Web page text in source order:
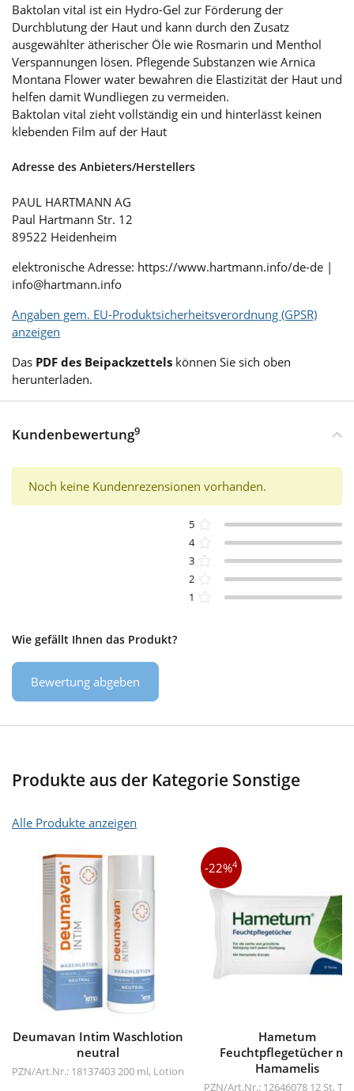
Baktolan vital ist ein Hydro-Gel zur Förderung der
Durchblutung der Haut und kann durch den Zusatz
ausgewählter ätherischer Öle wie Rosmarin und Menthol
Verspannungen lösen. Pflegende Substanzen wie Arnica
Montana Flower water bewahren die Elastizität der Haut und
helfen damit Wundliegen zu vermeiden.
Baktolan vital zieht vollständig ein und hinterlässt keinen
klebenden Film auf der Haut
Adresse des Anbieters/Herstellers
PAUL HARTMANN AG
Paul Hartmann Str. 12
89522 Heidenheim
elektronische Adresse: https://www.hartmann.info/de-de |
info@hartmann.info
Angaben gem. EU-Produktsicherheitsverordnung (GPSR)
anzeigen
Das PDF des Beipackzettels können Sie sich oben
herunterladen.
Kundenbewertung9
Noch keine Kundenrezensionen vorhanden.
5
4
3
2
1
Wie gefällt Ihnen das Produkt?
Bewertung abgeben
Produkte aus der Kategorie Sonstige
Alle Produkte anzeigen
Deumavan Intim Waschlotion
neutral
PZN/Art.Nr.: 18137403200 ml, Lotion
-22%4
Hametum
Feuchtpflegetücher mit
Hamamelis
PZN/Art.Nr.: 12646078 12 St,